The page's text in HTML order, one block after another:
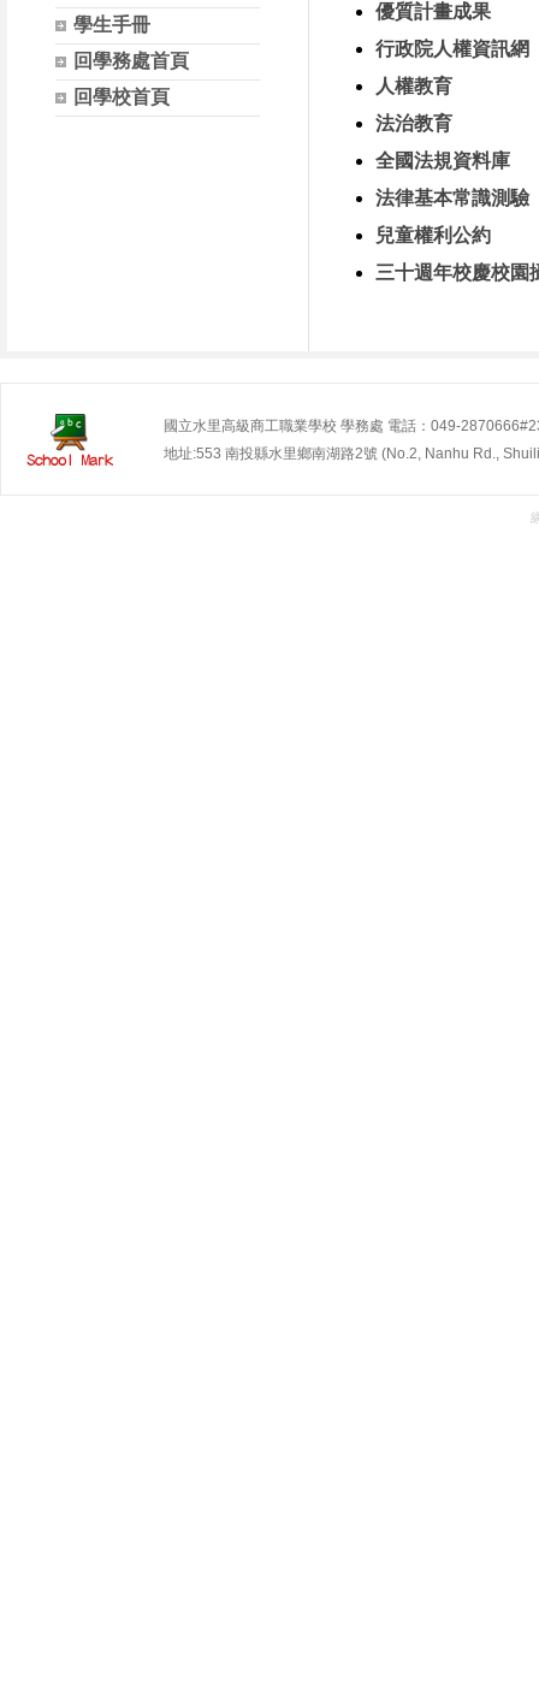
學生手冊
回學務處首頁
回學校首頁
優質計畫成果
行政院人權資訊網
人權教育
法治教育
全國法規資料庫
法律基本常識測驗
兒童權利公約
三十週年校慶校園
國立水里高級商工職業學校 學務處 電話：049-
地址:553 南投縣水里鄉南湖路2號 (No.2, Nanhu Rd.,